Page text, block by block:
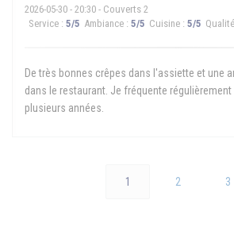
2026-05-30 - 20:30 - Couverts 2
Service : 5/5 Ambiance : 5/5 Cuisine : 5/5
De très bonnes crêpes dans l'assiette et une
dans le restaurant. Je fréquente
plusieurs années.
1 2 3